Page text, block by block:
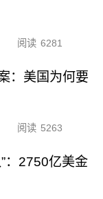
阅读 6281
：美国为何要
阅读 5263
：2750亿美金